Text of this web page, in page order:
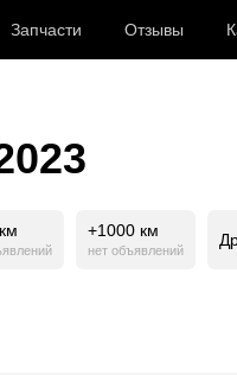
Запчасти Отзывы
+1000 км
нет объявлений